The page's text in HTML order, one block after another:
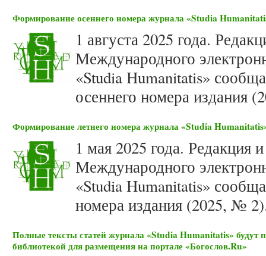
Формирование осеннего номера журнала «Studia
1 августа 2025 года.
Международного
«Studia Humanitatis»
осеннего номера издания
Формирование летнего номера журнала «Studia
1 мая 2025 года. Редакция
Международного
«Studia Humanitatis»
номера издания (2025, №
Полные тексты статей журнала «Studia Humanitatis» будут
библиотекой для размещения на портале «Богослов.Ru»